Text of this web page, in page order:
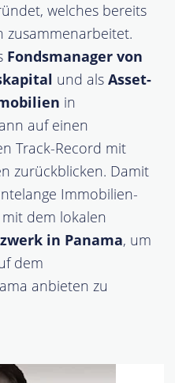
welches bereits
zusammenarbeitet.
Fondsmanager von
und als Asset-
in
auf einen
Track-Record mit
zurückblicken. Damit
Immobilien-
dem lokalen
in Panama, um
dem
anbieten zu